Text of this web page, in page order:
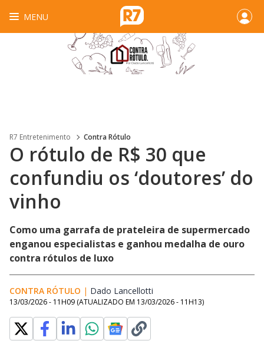
MENU
R7 Entretenimento Contra Rótulo
O rótulo de R$ 30 que
confundiu os ‘doutores’ do
vinho
Como uma garrafa de prateleira de supermercado
enganou especialistas e ganhou medalha de ouro
contra rótulos de luxo
CONTRA RÓTULO | Dado Lancellotti
13/03/2026 - 11H09 (ATUALIZADO EM 13/03/2026 - 11H13)